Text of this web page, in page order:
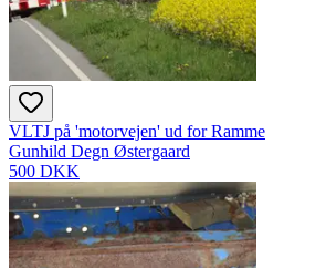
VLTJ på 'motorvejen' ud for Ramme
Gunhild Degn Østergaard
500 DKK